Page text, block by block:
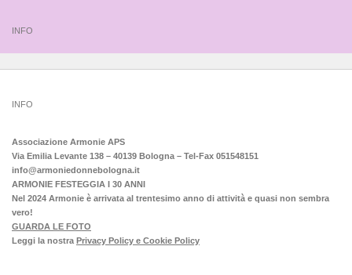
INFO
INFO
Associazione Armonie APS
Via Emilia Levante 138 – 40139 Bologna – Tel-Fax 051548151
info@armoniedonnebologna.it
ARMONIE FESTEGGIA I 30 ANNI
Nel 2024 Armonie è arrivata al trentesimo anno di attività e quasi non sembra
vero!
GUARDA LE FOTO
Leggi la nostra Privacy Policy e Cookie Policy